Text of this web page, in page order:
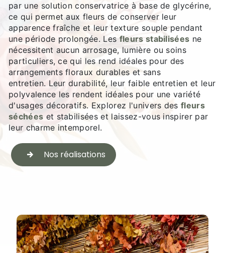
par une solution conservatrice à base de glycérine,
ce qui permet aux fleurs de conserver leur
apparence fraîche et leur texture souple pendant
une période prolongée. Les fleurs stabilisées ne
nécessitent aucun arrosage, lumière ou soins
particuliers, ce qui les rend idéales pour des
arrangements floraux durables et sans
entretien. Leur durabilité, leur faible entretien et leur
polyvalence les rendent idéales pour une variété
d'usages décoratifs. Explorez l'univers desfleurs
séchées et stabilisées et laissez-vous inspirer par
leur charme intemporel.
Nos réalisations